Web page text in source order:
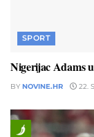
SPORT
Nigerijac Adams
BY NOVINE.HR 22.